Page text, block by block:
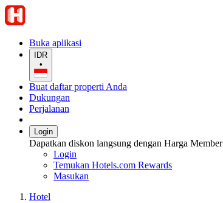
Buka aplikasi
IDR
•
Buat daftar properti Anda
Dukungan
Perjalanan
Login
Dapatkan diskon langsung dengan Harga Member
Login
Temukan Hotels.com Rewards
Masukan
Hotel